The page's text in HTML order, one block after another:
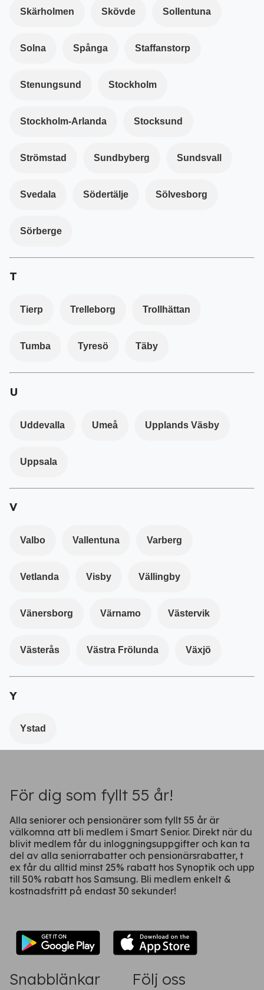
Skärholmen Skövde Sollentuna
Solna Spånga Staffanstorp
Stenungsund Stockholm
Stockholm-Arlanda Stocksund
Strömstad Sundbyberg Sundsvall
Svedala Södertälje Sölvesborg
Sörberge
T
Tierp Trelleborg Trollhättan
Tumba Tyresö Täby
U
Uddevalla Umeå Upplands Väsby
Uppsala
V
Valbo Vallentuna Varberg
Vetlanda Visby Vällingby
Vänersborg Värnamo Västervik
Västerås Västra Frölunda Växjö
Y
Ystad
För dig som fyllt 55 år!
Alla seniorer och pensionärer som fyllt 55 år är
välkomna att bli medlem i Smart Senior. Direkt när du
blivit medlem får du inloggningsuppgifter och kan ta
del av alla seniorrabatter och pensionärsrabatter, t
ex får du alltid minst 25% rabatt hos Synoptik och upp
till 50% rabatt hos Samsung. Bli medlem enkelt &
kostnadsfritt på endast 30 sekunder!
Snabblänkar Följ oss